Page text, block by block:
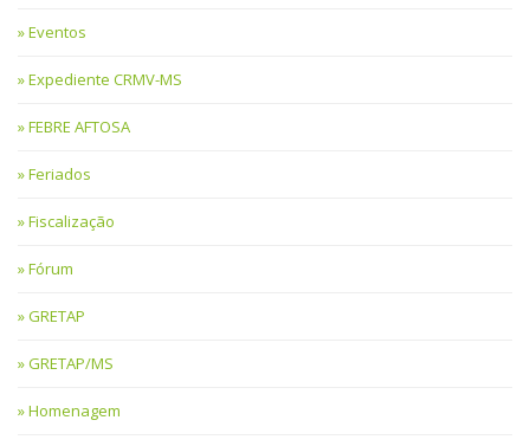
Eventos
Expediente CRMV-MS
FEBRE AFTOSA
Feriados
Fiscalização
Fórum
GRETAP
GRETAP/MS
Homenagem